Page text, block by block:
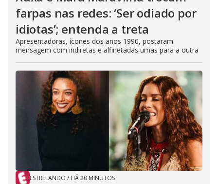
farpas nas redes: ‘Ser odiado por
idiotas’; entenda a treta
Apresentadoras, ícones dos anos 1990, postaram
mensagem com indiretas e alfinetadas umas para a outra
ESTRELANDO / HÁ 20 MINUTOS